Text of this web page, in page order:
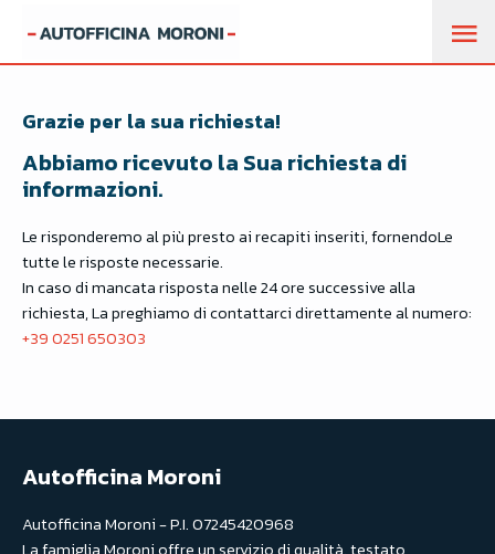
Grazie per la sua richiesta!
Abbiamo ricevuto la Sua richiesta di
informazioni.
Le risponderemo al più presto ai recapiti inseriti, fornendoLe
tutte le risposte necessarie.
In caso di mancata risposta nelle 24 ore successive alla
richiesta, La preghiamo di contattarci direttamente al numero:
+39 0251 650303
Autofficina Moroni
Autofficina Moroni - P.I. 07245420968